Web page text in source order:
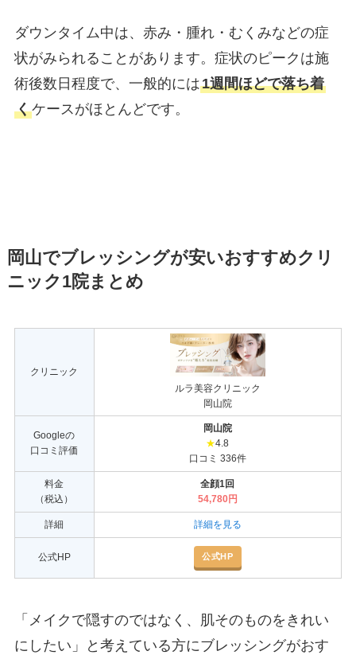
ダウンタイム中は、赤み・腫れ・むくみなどの症
状がみられることがあります。症状のピークは施
術後数日程度で、一般的には1週間ほどで落ち着
くケースがほとんどです。
岡山でブレッシングが安いおすすめクリ
ニック1院まとめ
クリニック
ルラ美容クリニック
岡山院
Googleの
口コミ評価
岡山院
★4.8
口コミ 336件
料金
（税込）
全顔1回
54,780円
詳細 詳細を見る
公式HP 公式HP
「メイクで隠すのではなく、肌そのものをきれい
にしたい」と考えている方にブレッシングがおす